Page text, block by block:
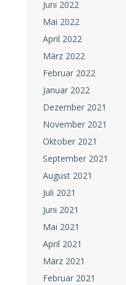
Juni 2022
Mai 2022
April 2022
März 2022
Februar 2022
Januar 2022
Dezember 2021
November 2021
Oktober 2021
September 2021
August 2021
Juli 2021
Juni 2021
Mai 2021
April 2021
März 2021
Februar 2021